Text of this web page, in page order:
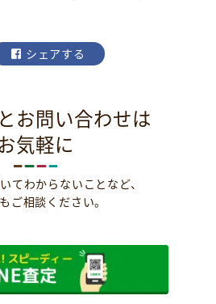
シェアする
お問い合わせは
気軽に
てわからないことなど、
ご相談ください。